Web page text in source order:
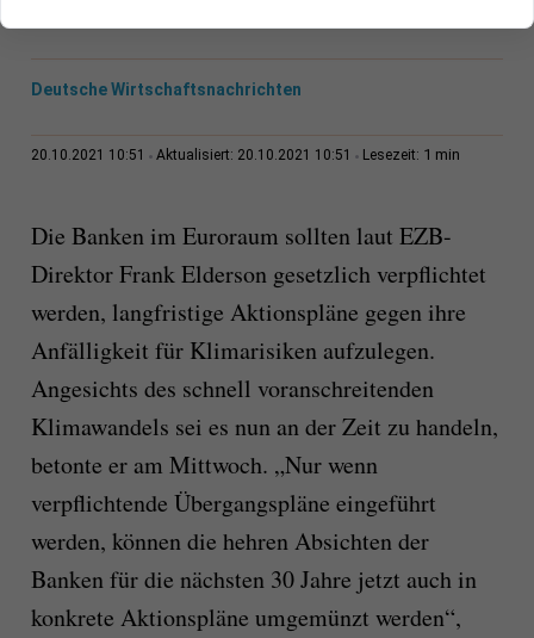
Deutsche Wirtschaftsnachrichten
20.10.2021 10:51 Aktualisiert: 20.10.2021 10:51 Lesezeit: 1 min
Die Banken im Euroraum sollten laut EZB-
Direktor Frank Elderson gesetzlich verpflichtet
werden, langfristige Aktionspläne gegen ihre
Anfälligkeit für Klimarisiken aufzulegen.
Angesichts des schnell voranschreitenden
Klimawandels sei es nun an der Zeit zu handeln,
betonte er am Mittwoch. „Nur wenn
verpflichtende Übergangspläne eingeführt
werden, können die hehren Absichten der
Banken für die nächsten 30 Jahre jetzt auch in
konkrete Aktionspläne umgemünzt werden“,